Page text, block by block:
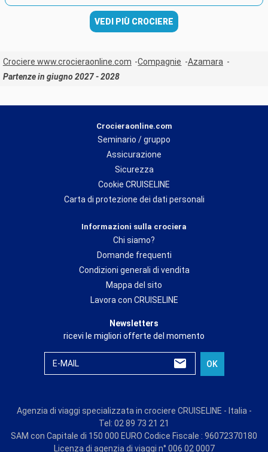
VEDI PIÙ CROCIERE
Crociere www.crocieraonline.com Compagnie
Azamara
Partenze in giugno 2027 - 2028
Crocieraonline.com
Seminario / gruppo
Assicurazione
Sicurezza
Cookie CRUISELINE
Carta di protezione dei dati personali
Informazioni sulla crociera
Chi siamo?
Domande frequenti
Condizioni generali di vendita
Mappa del sito
Lavora con CRUISELINE
Newsletters
ricevi le migliori offerte del momento
E-MAIL OK
Agenzia di viaggi specializzata in crociere CRUISELINE - Italia -
Tel: 02 89 73 21 21
SAM con Capitale di 150 000 EURO Codice Fiscale : 96072370180
Licenza di agenzia di viaggi n° 006 02 0007